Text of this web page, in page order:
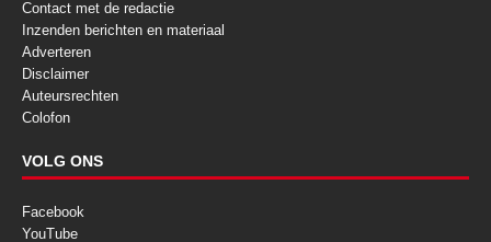
Contact met de redactie
Inzenden berichten en materiaal
Adverteren
Disclaimer
Auteursrechten
Colofon
VOLG ONS
Facebook
YouTube